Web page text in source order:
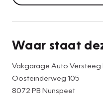
Waar staat
Vakgarage Auto Versteeg
Oosteinderweg 105
8072 PB Nunspeet